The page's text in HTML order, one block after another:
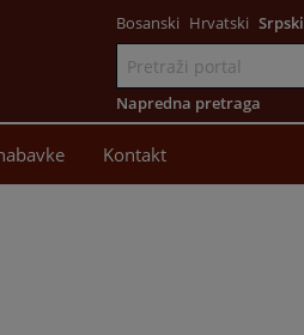
Bosanski Hrvatski Srpski
Napredna pretraga
Kontakt